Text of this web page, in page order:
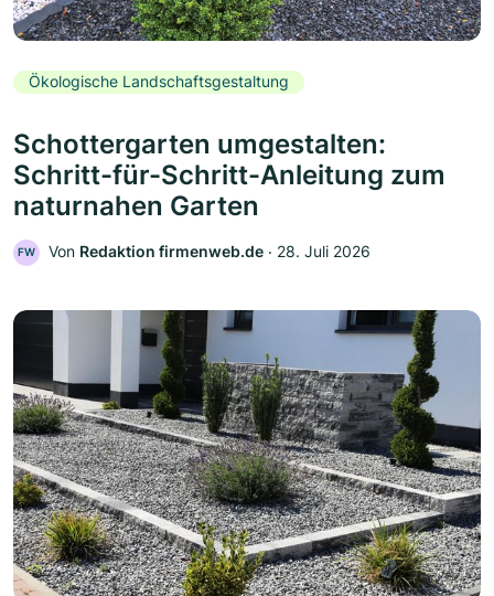
Ökologische Landschaftsgestaltung
Schottergarten umgestalten:
Schritt-für-Schritt-Anleitung zum
naturnahen Garten
FW Von Redaktion firmenweb.de ‧ 28. Juli 2026